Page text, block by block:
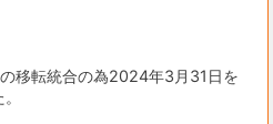
移転統合の為2024年3月31日を